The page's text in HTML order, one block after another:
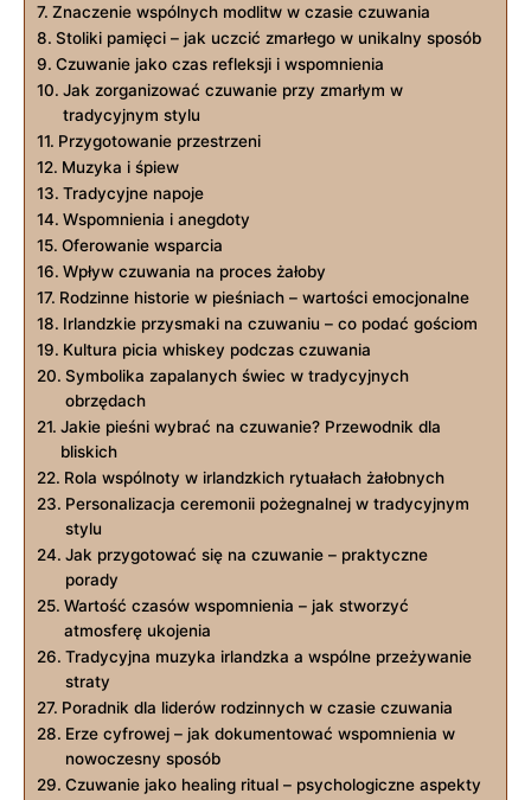
Znaczenie wspólnych modlitw w czasie czuwania
Stoliki pamięci – jak uczcić zmarłego w unikalny sposób
Czuwanie jako czas refleksji i wspomnienia
Jak zorganizować czuwanie przy zmarłym w
tradycyjnym stylu
Przygotowanie przestrzeni
Muzyka i śpiew
Tradycyjne napoje
Wspomnienia i anegdoty
Oferowanie wsparcia
Wpływ czuwania na proces żałoby
Rodzinne historie w pieśniach – wartości emocjonalne
Irlandzkie przysmaki na czuwaniu – co podać gościom
Kultura picia whiskey podczas czuwania
Symbolika zapalanych świec w tradycyjnych
obrzędach
Jakie pieśni wybrać na czuwanie? Przewodnik dla
bliskich
Rola wspólnoty w irlandzkich rytuałach żałobnych
Personalizacja ceremonii pożegnalnej w tradycyjnym
stylu
Jak przygotować się na czuwanie – praktyczne
porady
Wartość czasów wspomnienia – jak stworzyć
atmosferę ukojenia
Tradycyjna muzyka irlandzka a wspólne przeżywanie
straty
Poradnik dla liderów rodzinnych w czasie czuwania
Erze cyfrowej – jak dokumentować wspomnienia w
nowoczesny sposób
Czuwanie jako healing ritual – psychologiczne aspekty